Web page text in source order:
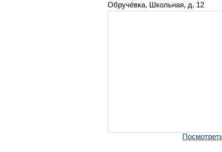
Обручёвка, Школьная, д. 12